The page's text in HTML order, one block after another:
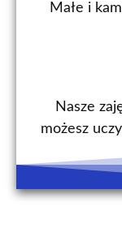
Małe i
Nasze
możesz